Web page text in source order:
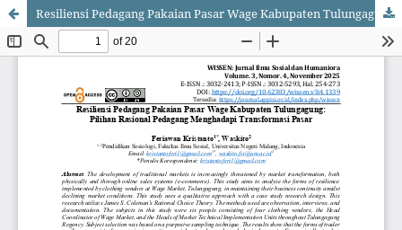
Resiliensi Pedagang Pakaian Pasar Wage Kabupaten Tulungagung: Pilihan Rasional Pedagang Menghadapi Transformasi Pasar